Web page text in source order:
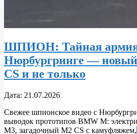
ШПИОН: Тайная
Нюрбургринге —
CS и не только
2026-
21
Дата: 21.07.2026
Свежее шпионское видео с
выводок прототипов BMW M:
M3, загадочный M2 CS с камуфляжем,